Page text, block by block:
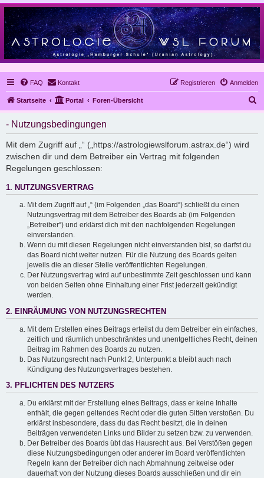
FAQ Kontakt Anmelden
Registrieren
Startseite Portal Foren-Übersicht
- Nutzungsbedingungen
Mit dem Zugriff auf „“ („https://astrologiewslforum.astrax.de“) wird
zwischen dir und dem Betreiber ein Vertrag mit folgenden
Regelungen geschlossen:
1. NUTZUNGSVERTRAG
Mit dem Zugriff auf „“ (im Folgenden „das Board“) schließt du einen
Nutzungsvertrag mit dem Betreiber des Boards ab (im Folgenden
„Betreiber“) und erklärst dich mit den nachfolgenden Regelungen
einverstanden.
Wenn du mit diesen Regelungen nicht einverstanden bist, so darfst du
das Board nicht weiter nutzen. Für die Nutzung des Boards gelten
jeweils die an dieser Stelle veröffentlichten Regelungen.
Der Nutzungsvertrag wird auf unbestimmte Zeit geschlossen und kann
von beiden Seiten ohne Einhaltung einer Frist jederzeit gekündigt
werden.
2. EINRÄUMUNG VON NUTZUNGSRECHTEN
Mit dem Erstellen eines Beitrags erteilst du dem Betreiber ein einfaches,
zeitlich und räumlich unbeschränktes und unentgeltliches Recht, deinen
Beitrag im Rahmen des Boards zu nutzen.
Das Nutzungsrecht nach Punkt 2, Unterpunkt a bleibt auch nach
Kündigung des Nutzungsvertrages bestehen.
3. PFLICHTEN DES NUTZERS
Du erklärst mit der Erstellung eines Beitrags, dass er keine Inhalte
enthält, die gegen geltendes Recht oder die guten Sitten verstoßen. Du
erklärst insbesondere, dass du das Recht besitzt, die in deinen
Beiträgen verwendeten Links und Bilder zu setzen bzw. zu verwenden.
Der Betreiber des Boards übt das Hausrecht aus. Bei Verstößen gegen
diese Nutzungsbedingungen oder anderer im Board veröffentlichten
Regeln kann der Betreiber dich nach Abmahnung zeitweise oder
dauerhaft von der Nutzung dieses Boards ausschließen und dir ein